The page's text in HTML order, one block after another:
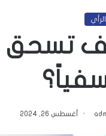
تسحق
أغسطس 26, 2024